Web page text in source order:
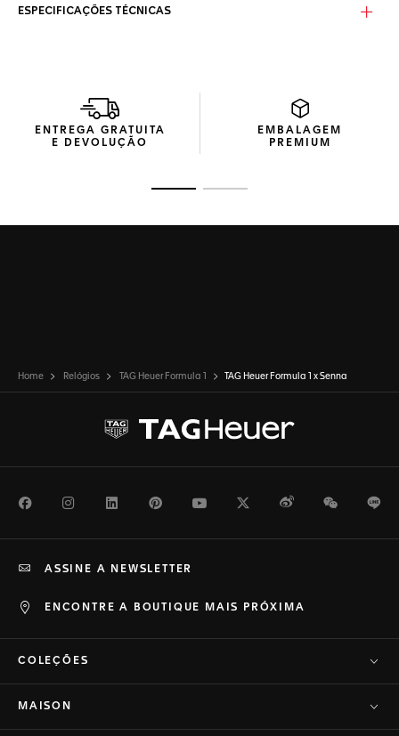
ESPECIFICAÇÕES TÉCNICAS
ENTREGA GRATUITA
E DEVOLUÇÃO
EMBALAGEM
PREMIUM
Home Relógios TAG Heuer Formula 1 TAG Heuer Formula 1 x Senna
FacebookInstagramLinkedInPinterestYoutubeTwitterWeiboWeChat
ENCONTRE A BOUTIQUE MAIS PRÓXIMA
ASSINE A NEWSLETTER
COLEÇÕES
MAISON